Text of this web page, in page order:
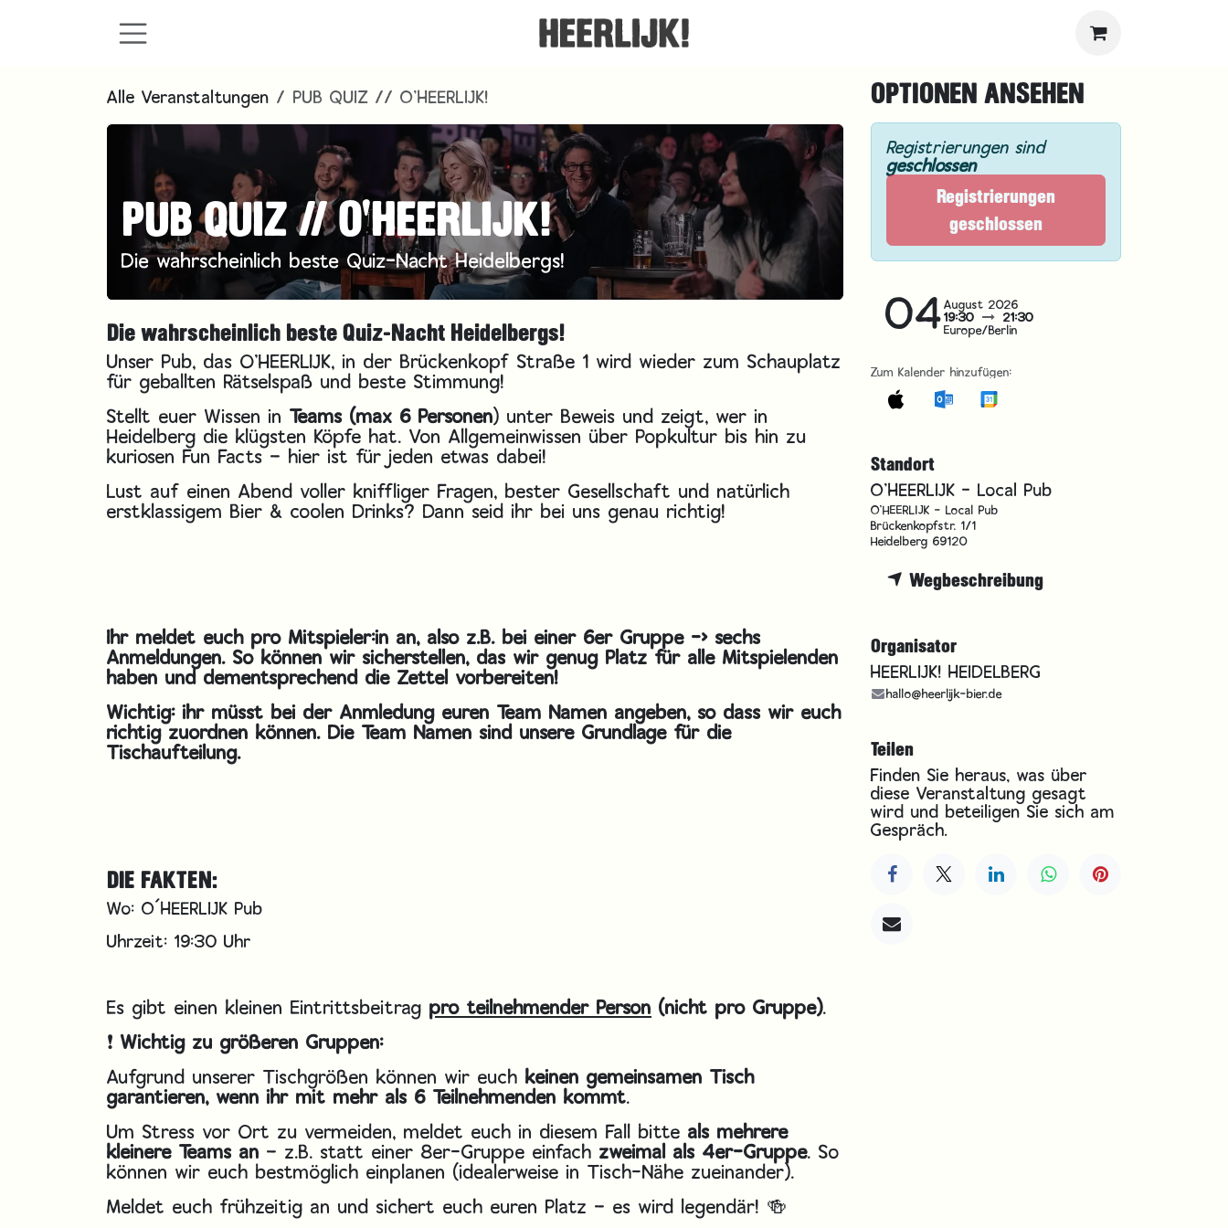
Alle Veranstaltungen PUB QUIZ // O'HEERLIJK!
PUB QUIZ // O'HEERLIJK!
Die wahrscheinlich beste Quiz-Nacht Heidelbergs!
Die wahrscheinlich beste Quiz-Nacht Heidelbergs!
Unser Pub, das O'HEERLIJK, in der Brückenkopf Straße 1 wird wieder zum Schauplatz
für geballten Rätselspaß und beste Stimmung!
Stellt euer Wissen in Teams (max 6 Personen) unter Beweis und zeigt, wer in
Heidelberg die klügsten Köpfe hat. Von Allgemeinwissen über Popkultur bis hin zu
kuriosen Fun Facts – hier ist für jeden etwas dabei!
Lust auf einen Abend voller kniffliger Fragen, bester Gesellschaft und natürlich
erstklassigem Bier & coolen Drinks? Dann seid ihr bei uns genau richtig!
Ihr meldet euch pro Mitspieler:in an, also z.B. bei einer 6er Gruppe -> sechs
Anmeldungen. So können wir sicherstellen, das wir genug Platz für alle Mitspielenden
haben und dementsprechend die Zettel vorbereiten!
Wichtig: ihr müsst bei der Anmledung euren Team Namen angeben, so dass wir euch
richtig zuordnen können. Die Team Namen sind unsere Grundlage für die
Tischaufteilung.
DIE FAKTEN:
Wo: O´HEERLIJK Pub
Uhrzeit: 19:30 Uhr
Es gibt einen kleinen Eintrittsbeitrag pro teilnehmender Person (nicht pro Gruppe).
❗ Wichtig zu größeren Gruppen:
Aufgrund unserer Tischgrößen können wir euch keinen gemeinsamen Tisch
garantieren, wenn ihr mit mehr als 6 Teilnehmenden kommt.
Um Stress vor Ort zu vermeiden, meldet euch in diesem Fall bitte als mehrere
kleinere Teams an – z.B. statt einer 8er-Gruppe einfach zweimal als 4er-Gruppe. So
können wir euch bestmöglich einplanen (idealerweise in Tisch-Nähe zueinander).
Meldet euch frühzeitig an und sichert euch euren Platz – es wird legendär! 🍻
OPTIONEN ANSEHEN
Registrierungen sind
geschlossen
Registrierungen
geschlossen
04August 2026
19:30 21:30
Europe/Berlin
Zum Kalender hinzufügen:
Standort
O'HEERLIJK - Local Pub
O'HEERLIJK - Local Pub
Brückenkopfstr. 1/1
Heidelberg 69120
Wegbeschreibung
Organisator
HEERLIJK! HEIDELBERG
hallo@heerlijk-bier.de
Teilen
Finden Sie heraus, was über
diese Veranstaltung gesagt
wird und beteiligen Sie sich am
Gespräch.